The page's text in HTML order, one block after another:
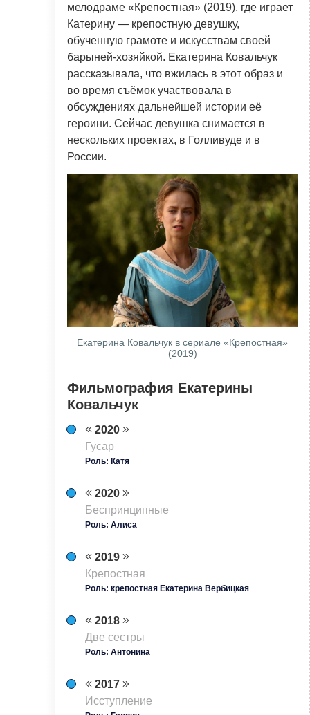
мелодраме «Крепостная» (2019), где играет
Катерину — крепостную девушку,
обученную грамоте и искусствам своей
барыней-хозяйкой. Екатерина Ковальчук
рассказывала, что вжилась в этот образ и
во время съёмок участвовала в
обсуждениях дальнейшей истории её
героини. Сейчас девушка снимается в
нескольких проектах, в Голливуде и в
России.
Екатерина Ковальчук в сериале «Крепостная»
(2019)
Фильмография Екатерины
Ковальчук
2020
Гусар
Роль: Катя
2020
Беспринципные
Роль: Алиса
2019
Крепостная
Роль: крепостная Екатерина Вербицкая
2018
Две сестры
Роль: Антонина
2017
Исступление